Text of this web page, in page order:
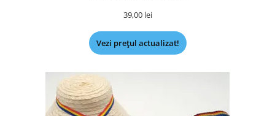
39,00 lei
Vezi prețul actualizat!